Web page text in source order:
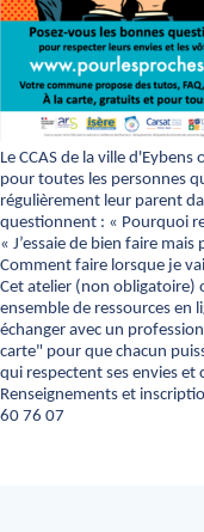
Le CCAS de la ville
pour toutes les personnes
régulièrement leur parent
questionnent : « Pourquoi
« J’essaie de bien faire
Comment faire lorsque je
Cet atelier (non obligatoire)
ensemble de ressources en
échanger avec un
carte" pour que chacun
qui respectent ses envies et
Renseignements et
60 76 07